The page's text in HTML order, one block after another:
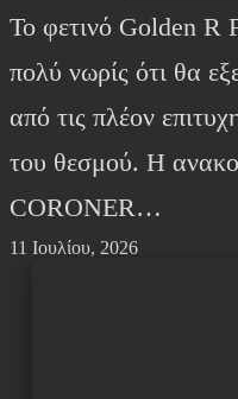
Το φετινό Golden R
πολύ νωρίς ότι θα
από τις πλέον
του θεσμού. Η
CORONER…
11 Ιουλίου, 2026